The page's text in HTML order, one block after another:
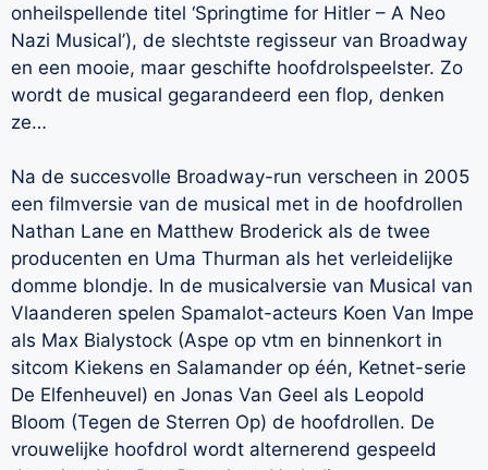
onheilspellende titel ‘Springtime for Hitler – A Neo
Nazi Musical’), de slechtste regisseur van Broadway
en een mooie, maar geschifte hoofdrolspeelster. Zo
wordt de musical gegarandeerd een flop, denken
ze…
Na de succesvolle Broadway-run verscheen in 2005
een filmversie van de musical met in de hoofdrollen
Nathan Lane en Matthew Broderick als de twee
producenten en Uma Thurman als het verleidelijke
domme blondje. In de musicalversie van Musical van
Vlaanderen spelen Spamalot-acteurs Koen Van Impe
als Max Bialystock (Aspe op vtm en binnenkort in
sitcom Kiekens en Salamander op één, Ketnet-serie
De Elfenheuvel) en Jonas Van Geel als Leopold
Bloom (Tegen de Sterren Op) de hoofdrollen. De
vrouwelijke hoofdrol wordt alternerend gespeeld